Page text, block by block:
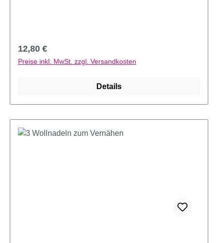
Regulärer Preis:
12,80 €
Preise inkl. MwSt. zzgl. Versandkosten
Details